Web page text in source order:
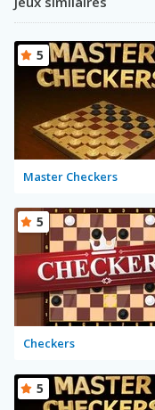
Master Checkers
5
Checkers
5
5